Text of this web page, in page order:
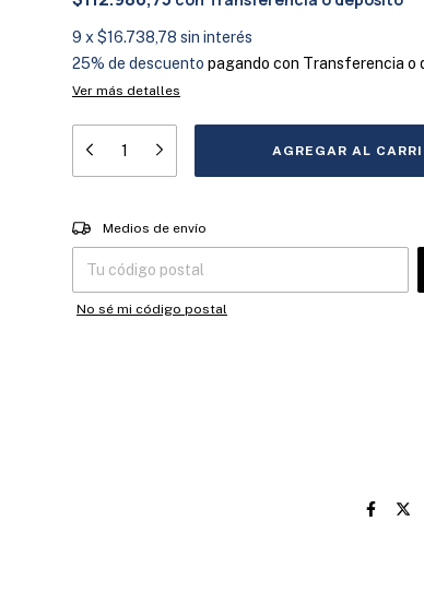
9 x $16.738,78 sin interés
25% de descuento pagando con Transferencia o
Ver más detalles
Entregas para el CP:
Medios de envío
No sé mi código postal